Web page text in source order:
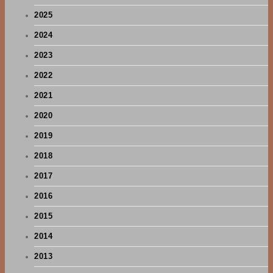
2025
2024
2023
2022
2021
2020
2019
2018
2017
2016
2015
2014
2013